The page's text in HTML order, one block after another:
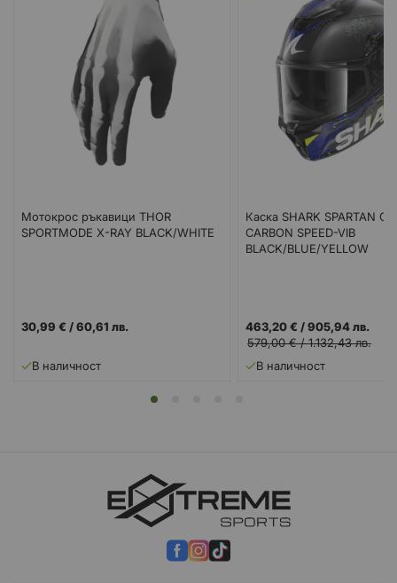
Мотокрос ръкавици THOR
SPORTMODE X-RAY BLACK/WHITE
30,99 € /60,61 лв.
В наличност
Каска SHARK SPARTAN
CARBON SPEED-VIB
BLACK/BLUE/YELLOW
463,20 € /905,94 лв.
579,00 €/1.132,43 лв.
В наличност